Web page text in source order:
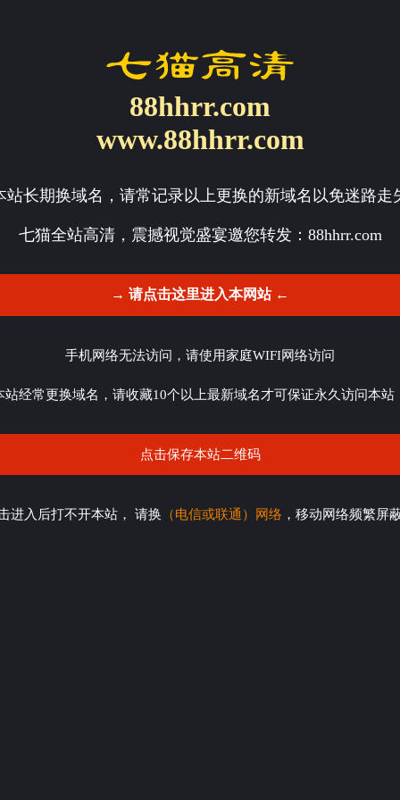
88hhrr.com
www.88hhrr.com
站长期换域名，请常记录以上更换的新域名以免迷路走
七猫全站高清，震撼视觉盛宴邀您转发： 88hhrr.com
→ 请点击这里进入本网站 ←
手机网络无法访问，请使用家庭WIFI网络访问
站经常更换域名，请收藏10个以上最新域名才可保证永久访问本站
点击保存本站二维码
进入后打不开本站， 请换 （电信或联通）网络 ，移动网络频繁屏